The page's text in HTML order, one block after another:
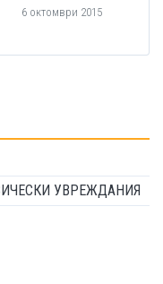
6 октомври 2015
УВРЕЖДАНИЯ